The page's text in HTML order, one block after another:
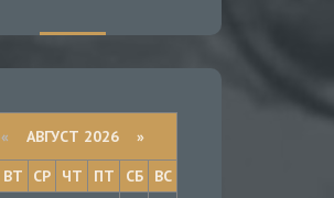
« АВГУСТ 2026 »
ВТ СР ЧТ ПТ СБ
ВС